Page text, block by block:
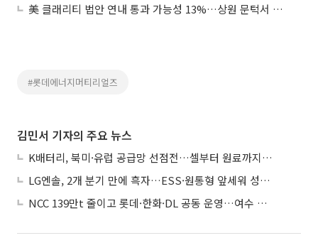
美 클래리티 법안 연내 통과 가능성 13%…상원 문턱서 제동
#롯데에너지머티리얼즈
김민서 기자의 주요 뉴스
K배터리, 북미·유럽 공급망 선점전…셀부터 원료까지 현지화
LG엔솔, 2개 분기 만에 흑자…ESS·원통형 앞세워 성장 가속
NCC 139만t 줄이고 롯데·한화·DL 공동 운영…여수 1호 본궤도